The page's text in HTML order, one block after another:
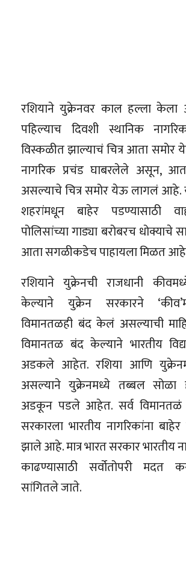
रशियाने युक्रेनवर काल हल्ला केला
पहिल्याच दिवशी स्थानिक
विस्कळीत झाल्याचं चित्र आता
नागरिक प्रचंड घाबरलेले असून,
असल्याचे चित्र समोर येऊ लागलं आहे.
शहरांमधून बाहेर पडण्यासाठी
पोलिसांच्या गाड्या बरोबरच धोक्याचे
आता सगळीकडेच पाहायला मिळत
रशियाने युक्रेनची राजधानी
केल्याने युक्रेन सरकारने
विमानतळही बंद केलं असल्याची
विमानतळ बंद केल्याने भारतीय
अडकले आहेत. रशिया आणि
असल्याने युक्रेनमध्ये तब्बल सोळा
अडकून पडले आहेत. सर्व
सरकारला भारतीय नागरिकांना
झाले आहे. मात्र भारत सरकार भारतीय
काढण्यासाठी सर्वोतोपरी मदत
सांगितले जाते.